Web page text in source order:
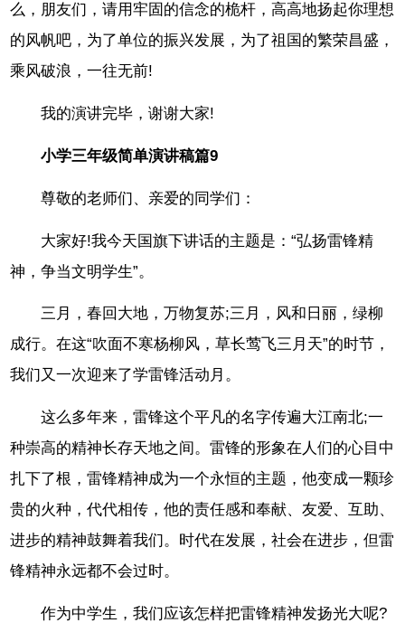
么，朋友们，请用牢固的信念的桅杆，高高地扬起你理想
的风帆吧，为了单位的振兴发展，为了祖国的繁荣昌盛，
乘风破浪，一往无前!
我的演讲完毕，谢谢大家!
小学三年级简单演讲稿篇9
尊敬的老师们、亲爱的同学们：
大家好!我今天国旗下讲话的主题是：“弘扬雷锋精
神，争当文明学生”。
三月，春回大地，万物复苏;三月，风和日丽，绿柳
成行。在这“吹面不寒杨柳风，草长莺飞三月天”的时节，
我们又一次迎来了学雷锋活动月。
这么多年来，雷锋这个平凡的名字传遍大江南北;一
种崇高的精神长存天地之间。雷锋的形象在人们的心目中
扎下了根，雷锋精神成为一个永恒的主题，他变成一颗珍
贵的火种，代代相传，他的责任感和奉献、友爱、互助、
进步的精神鼓舞着我们。时代在发展，社会在进步，但雷
锋精神永远都不会过时。
作为中学生，我们应该怎样把雷锋精神发扬光大呢?